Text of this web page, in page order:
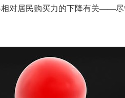
对居民购买力的下降有关——